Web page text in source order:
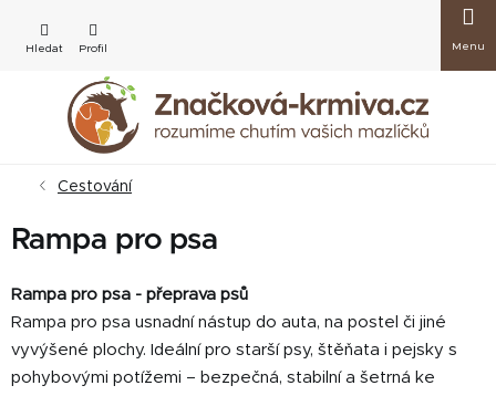
obsah
košík
Cestování
Rampa pro psa
Rampa pro psa - přeprava psů
Rampa pro psa usnadní nástup do auta, na postel či jiné
vyvýšené plochy. Ideální pro starší psy, štěňata i pejsky s
pohybovými potížemi – bezpečná, stabilní a šetrná ke